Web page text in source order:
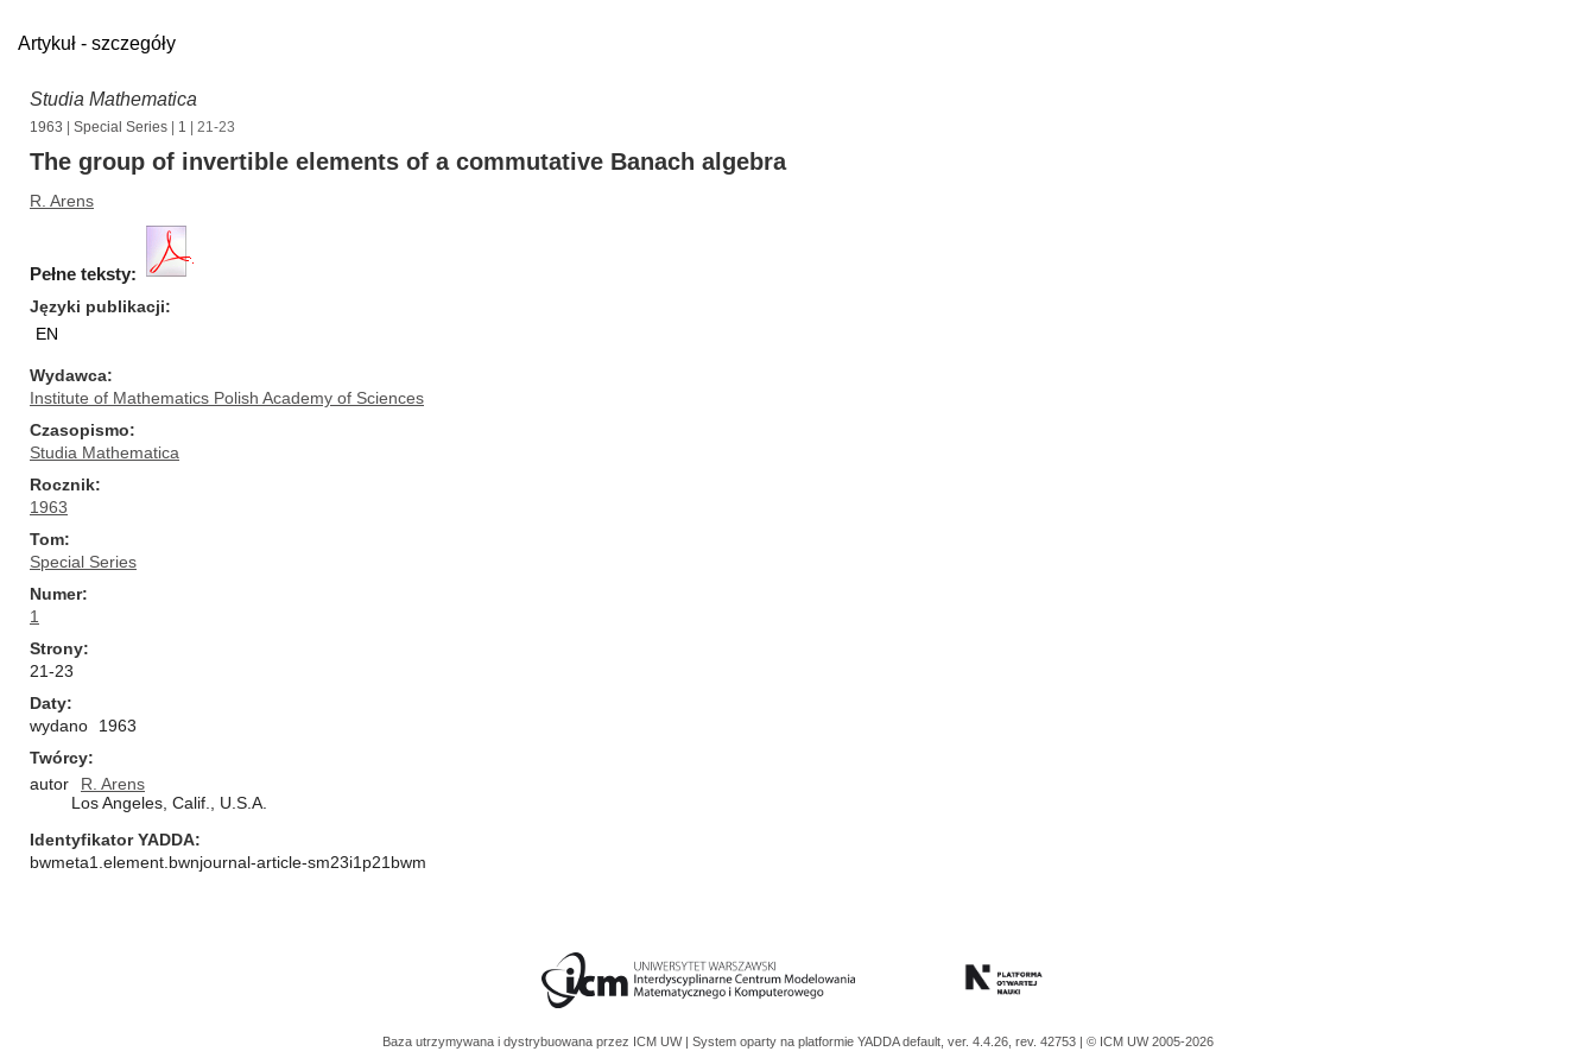
Artykuł - szczegóły
Studia Mathematica
1963 Special Series 1 | 21-23
The group of invertible elements of a commutative Banach algebra
R. Arens
Pełne teksty:
Języki publikacji
EN
Wydawca
Institute of Mathematics Polish Academy of Sciences
Czasopismo
Studia Mathematica
Rocznik
1963
Tom
Special Series
Numer
1
Strony
21-23
Daty
wydano
1963
Twórcy
autor
R. Arens
Los Angeles, Calif., U.S.A.
Identyfikator YADDA
bwmeta1.element.bwnjournal-article-sm23i1p21bwm
Baza utrzymywana i dystrybuowana przez ICM UW | System oparty na platformie YADDAdefault, ver. 4.4.26, rev. 42753 | © ICM UW 2005-2026